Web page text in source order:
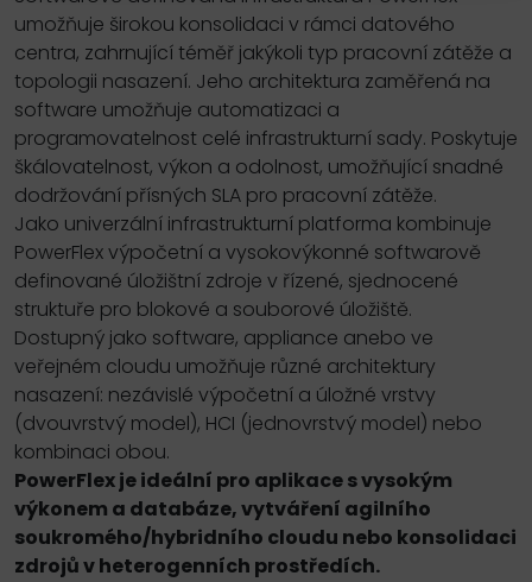
umožňuje širokou konsolidaci v rámci datového
centra, zahrnující téměř jakýkoli typ pracovní zátěže a
topologii nasazení. Jeho architektura zaměřená na
software umožňuje automatizaci a
programovatelnost celé infrastrukturní sady. Poskytuje
škálovatelnost, výkon a odolnost, umožňující snadné
dodržování přísných SLA pro pracovní zátěže.
Jako univerzální infrastrukturní platforma kombinuje
PowerFlex výpočetní a vysokovýkonné softwarově
definované úložištní zdroje v řízené, sjednocené
struktuře pro blokové a souborové úložiště.
Dostupný jako software, appliance anebo ve
veřejném cloudu umožňuje různé architektury
nasazení: nezávislé výpočetní a úložné vrstvy
(dvouvrstvý model), HCI (jednovrstvý model) nebo
kombinaci obou.
PowerFlex je ideální pro aplikace s vysokým
výkonem a databáze, vytváření agilního
soukromého/hybridního cloudu nebo konsolidaci
zdrojů v heterogenních prostředích.